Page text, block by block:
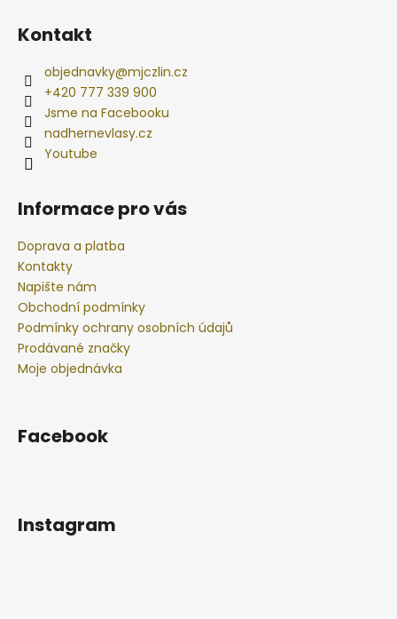
Kontakt
objednavky@mjczlin.cz
+420 777 339 900
Jsme na Facebooku
nadhernevlasy.cz
Youtube
Informace pro vás
Doprava a platba
Kontakty
Napište nám
Obchodní podmínky
Podmínky ochrany osobních údajů
Prodávané značky
Moje objednávka
Facebook
Instagram